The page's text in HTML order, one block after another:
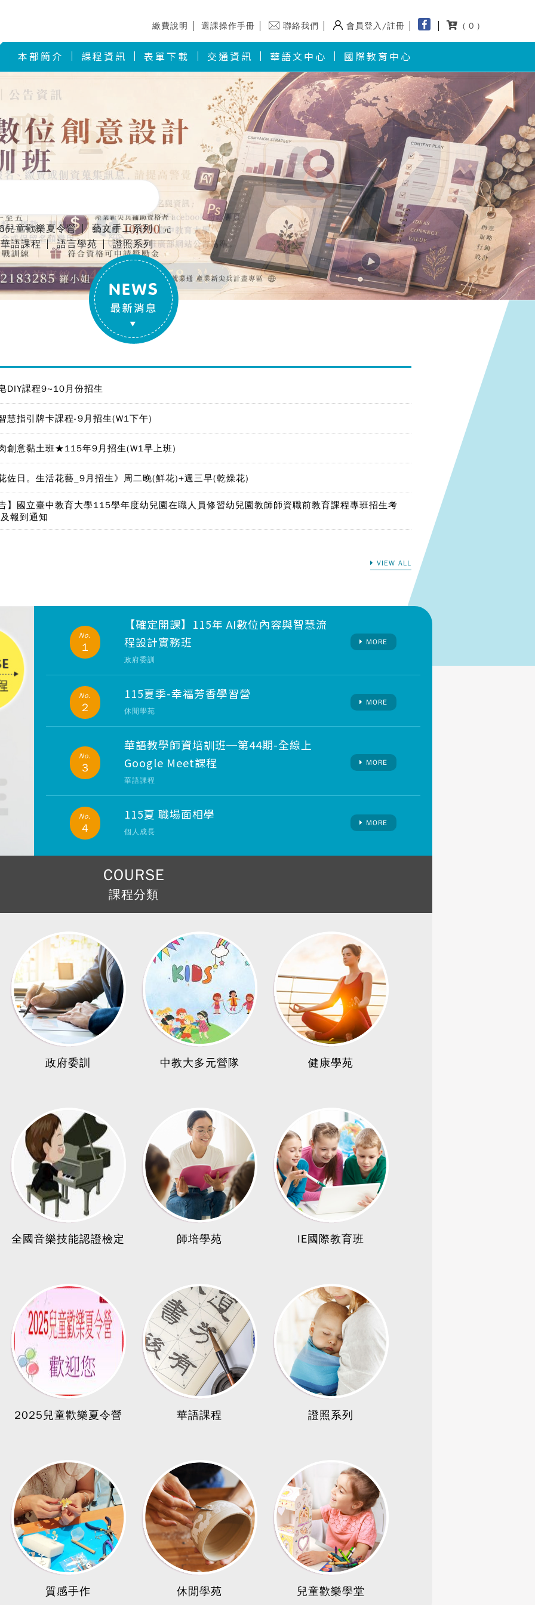
繳費說明 選課操作手冊 聯絡我們 會員登入/註冊 ( 0 )
本部簡介 課程資訊 表單下載 交通資訊 華語文中心 國際教育中心
兒童歡樂夏令營
藝文手工系列
華語課程
語言學苑 證照系列
DIY課程9~10月份招生
慧指引牌卡課程-9月招生(W1下午)
創意黏土班★115年9月招生(W1早上班)
佐日。生活花藝_9月招生》周二晚(鮮花)+週三早(乾燥花)
】國立臺中教育大學115學年度幼兒園在職人員修習幼兒園教師師資職前教育課程專班招生考
報到通知
VIEW ALL
No.
1
【確定開課】115年 AI數位內容與智慧流
程設計實務班
政府委訓
MORE
No.
2
115夏季-幸福芳香學習營
休閒學苑
MORE
No.
3
華語教學師資培訓班─第44期-全線上
Google Meet課程
華語課程
MORE
No.
4
115夏 職場面相學
個人成長
MORE
COURSE
課程分類
政府委訓 中教大多元營隊 健康學苑
全國音樂技能認證檢定 師培學苑 IE國際教育班
2025兒童歡樂夏令營 華語課程 證照系列
質感手作 休閒學苑 兒童歡樂學堂